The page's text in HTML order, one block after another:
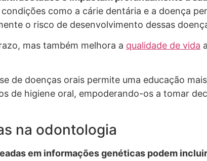
como a cárie dentária e a doença
o risco de desenvolvimento dessas
mas também melhora a qualidade de vida
de doenças orais permite uma educação
de higiene oral, empoderando-os a tomar
na odontologia
em informações genéticas podem